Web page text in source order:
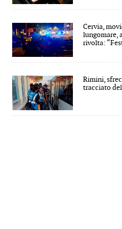
Cervia,
lungomare,
rivolta:
Rimini,
tracciato